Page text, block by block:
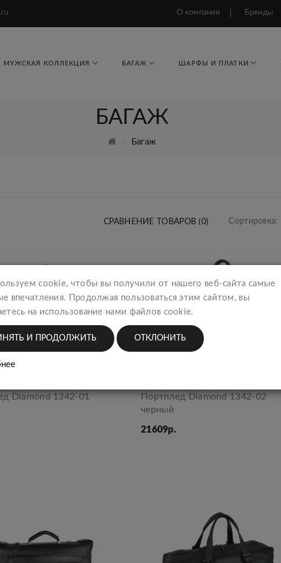
О компании Бренды
МУЖСКАЯ КОЛЛЕКЦИЯ БАГАЖ ШАРФЫ И ПЛАТКИ
БАГАЖ
Багаж
СРАВНЕНИЕ ТОВАРОВ (0) Сортировка:
Diamond 1342-01
Портплед Diamond 1342-02
черный
21609р.
cookie, чтобы вы получили от нашего веб-сайта самые
впечатления. Продолжая пользоваться этим сайтом, вы
на использование нами файлов cookie.
И ПРОДОЛЖИТЬ ОТКЛОНИТЬ